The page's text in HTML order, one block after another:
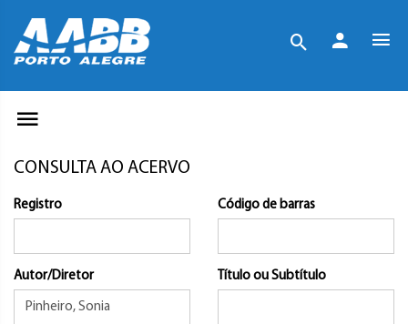
CONSULTA AO ACERVO
Registro Código de barras
Autor/Diretor Título ou Subtítulo